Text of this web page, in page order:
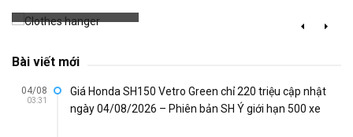
Bài viết mới
04/08
03:31
Giá Honda SH150 Vetro Green chỉ 220 triệu cập nhật
ngày 04/08/2026 – Phiên bản SH Ý giới hạn 500 xe